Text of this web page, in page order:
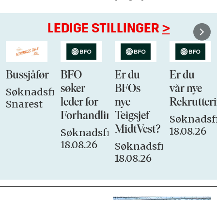
LEDIGE STILLINGER >
Bussjåfør
Søknadsfrist:
Snarest
BFO
søker
leder for
Forhandlingsutvalget
Søknadsfrist:
18.08.26
Er du
BFOs
nye
Teigsjef
MidtVest?
Søknadsfrist:
18.08.26
Er du
vår nye
18.08.26